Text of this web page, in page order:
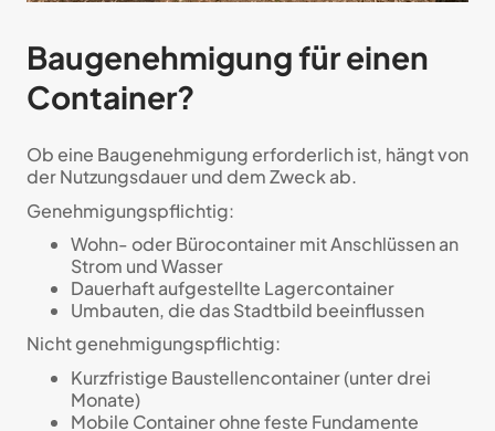
Baugenehmigung für einen
Container?
Ob eine Baugenehmigung erforderlich ist, hängt von
der Nutzungsdauer und dem Zweck ab.
Genehmigungspflichtig:
Wohn- oder Bürocontainer mit Anschlüssen an
Strom und Wasser
Dauerhaft aufgestellte Lagercontainer
Umbauten, die das Stadtbild beeinflussen
Nicht genehmigungspflichtig:
Kurzfristige Baustellencontainer (unter drei
Monate)
Mobile Container ohne feste Fundamente